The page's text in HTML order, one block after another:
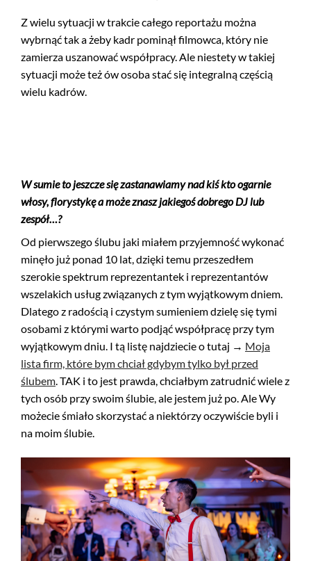
Z wielu sytuacji w trakcie całego reportażu można
wybrnąć tak a żeby kadr pominął filmowca, który nie
zamierza uszanować współpracy. Ale niestety w takiej
sytuacji może też ów osoba stać się integralną częścią
wielu kadrów.
W sumie to jeszcze się zastanawiamy nad kiś kto ogarnie
włosy, florystykę a może znasz jakiegoś dobrego DJ lub
zespół…?
Od pierwszego ślubu jaki miałem przyjemność wykonać
minęło już ponad 10 lat, dzięki temu przeszedłem
szerokie spektrum reprezentantek i reprezentantów
wszelakich usług związanych z tym wyjątkowym dniem.
Dlatego z radością i czystym sumieniem dzielę się tymi
osobami z którymi warto podjąć współpracę przy tym
wyjątkowym dniu. I tą listę najdziecie o tutaj → Moja
lista firm, które bym chciał gdybym tylko był przed
ślubem . TAK i to jest prawda, chciałbym zatrudnić wiele z
tych osób przy swoim ślubie, ale jestem już po. Ale Wy
możecie śmiało skorzystać a niektórzy oczywiście byli i
na moim ślubie.